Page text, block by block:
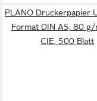
PLANO Druckerpapier
Format DIN A5, 80 g/
CIE, 500 Blatt